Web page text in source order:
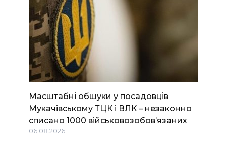
Масштабні обшуки у посадовців
Мукачівському ТЦК і ВЛК – незаконно
списано 1000 військовозобов’язаних
06.08.2026